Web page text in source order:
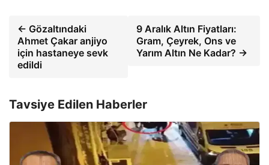
← Gözaltındaki
Ahmet Çakar anjiyo
için hastaneye sevk
edildi
9 Aralık Altın Fiyatları:
Gram, Çeyrek, Ons ve
Yarım Altın Ne Kadar? →
Tavsiye Edilen Haberler